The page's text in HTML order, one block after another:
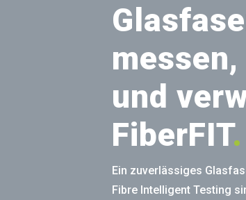
und
FiberFIT.
Ein zuverlässiges
Fibre Intelligent Testing